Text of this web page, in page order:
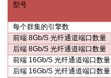
型号
每个群集的引擎数
前端 8Gb/S 光纤通道端口数量
后端 8Gb/S 光纤通道端口数量
前端 16Gb/S 光纤通道端口数量
后端 16Gb/S 光纤通道端口数量